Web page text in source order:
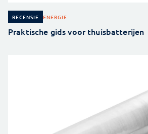
RECENSIE ENERGIE
Praktische gids voor thuisbatterijen